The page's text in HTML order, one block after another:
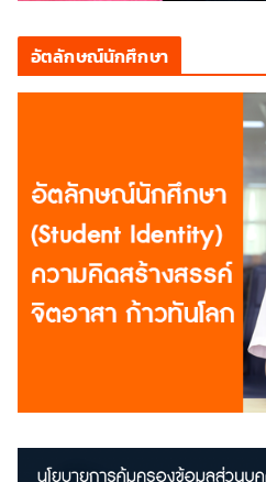
อัตลักษณ์นักศึกษา